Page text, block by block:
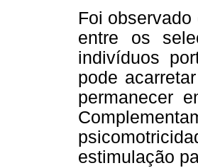
Foi
entre os
indivíduos
pode
permanecer
estimulação